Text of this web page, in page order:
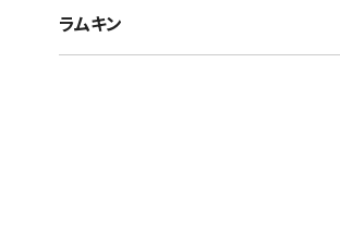
ラムキン